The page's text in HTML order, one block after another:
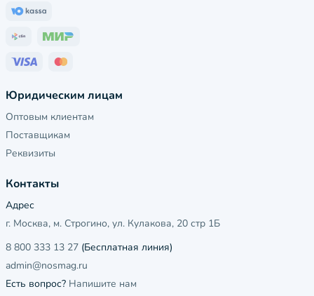
Юридическим лицам
Оптовым клиентам
Поставщикам
Реквизиты
Контакты
Адрес
г. Москва, м. Строгино, ул. Кулакова, 20 стр 1Б
8 800 333 13 27 (Бесплатная линия)
admin@nosmag.ru
Есть вопрос? Напишите нам